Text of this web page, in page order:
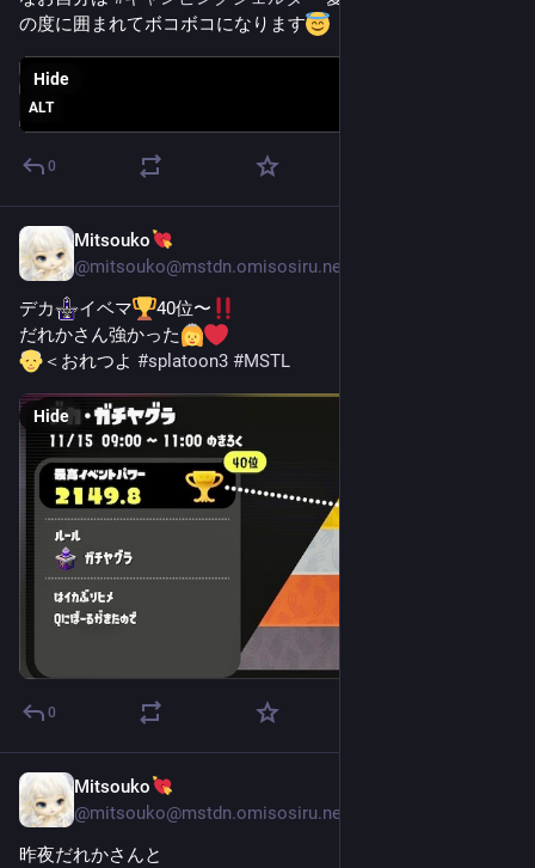
の度に囲まれてボコボコになります
ALT
Hide
0
Mitsouko
@mitsouko@mstdn.omisosiru.net
デカ​
​イベマ
40位〜
だれかさん強かった
＜おれつよ #splatoon3 #MSTL
Hide
0
Mitsouko
@mitsouko@mstdn.omisosiru.net
昨夜だれかさんと